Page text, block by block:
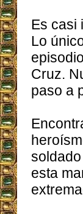
Es casi
Lo
Cruz.
paso a
esta